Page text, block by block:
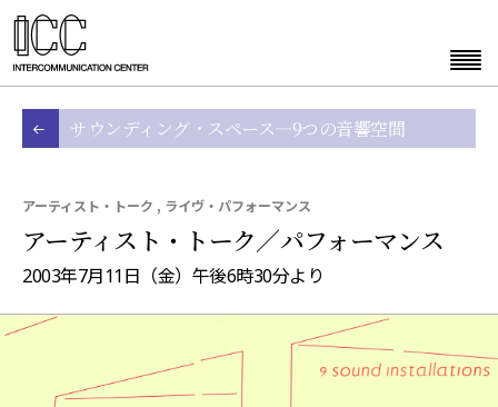
サウンディング・スペース—9つの音響空間
アーティスト・トーク , ライヴ・パフォーマンス
アーティスト・トーク／パフォーマンス
2003年7月11日（金）午後6時30分より